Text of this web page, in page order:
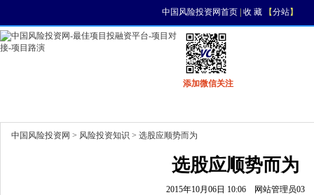
中国风险投资网首页| 收 藏【分站】
添加微信关注
中国风险投资网 > 风险投资知识 > 选股应顺势而为
选股应顺势而为
2015年10月06日 10:06 网站管理员03